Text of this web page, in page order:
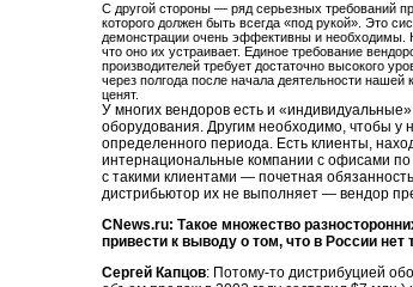
С другой стороны — ряд серьезных требований
которого должен быть всегда «под рукой». Это
демонстрации очень эффективны и необходимы.
что оно их устраивает. Единое требование
производителей требует достаточно высокого
через полгода после начала деятельности
ценят.
У многих вендоров есть и
оборудования. Другим необходимо, чтобы у
определенного периода. Есть клиенты,
интернациональные компании с офисами
с такими клиентами — почетная
дистрибьютор их не выполняет — вендор
CNews.ru: Такое множество
привести к выводу о том, что в России нет
Сергей Капцов: Потому-то дистрибуцией